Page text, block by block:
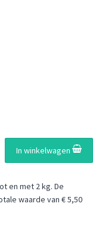
In winkelwagen
en met 2 kg. De
waarde van € 5,50